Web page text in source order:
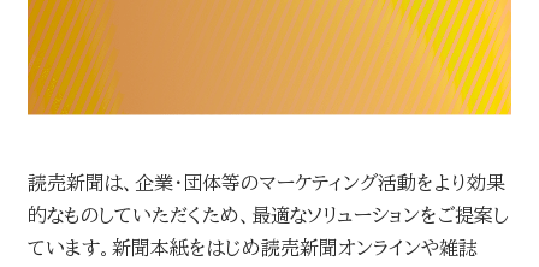
読売マーケティング賞
読売広告大賞
読売出版広告賞
DOWNLOADS
資料ダウンロード
NEWSLETTER
ニュースレター
読売新聞は、企業・団体等のマーケティング活動をより効果
的なものしていただくため、最適なソリューションをご提案し
ています。新聞本紙をはじめ読売新聞オンラインや雑誌